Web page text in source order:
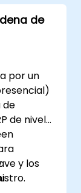
de
por un
de
de nivel
y los